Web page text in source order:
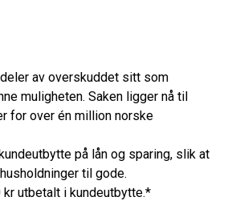
av overskuddet sitt som
muligheten. Saken ligger nå til
for over én million norske
på lån og sparing, slik at
til gode.
utbetalt i kundeutbytte.*